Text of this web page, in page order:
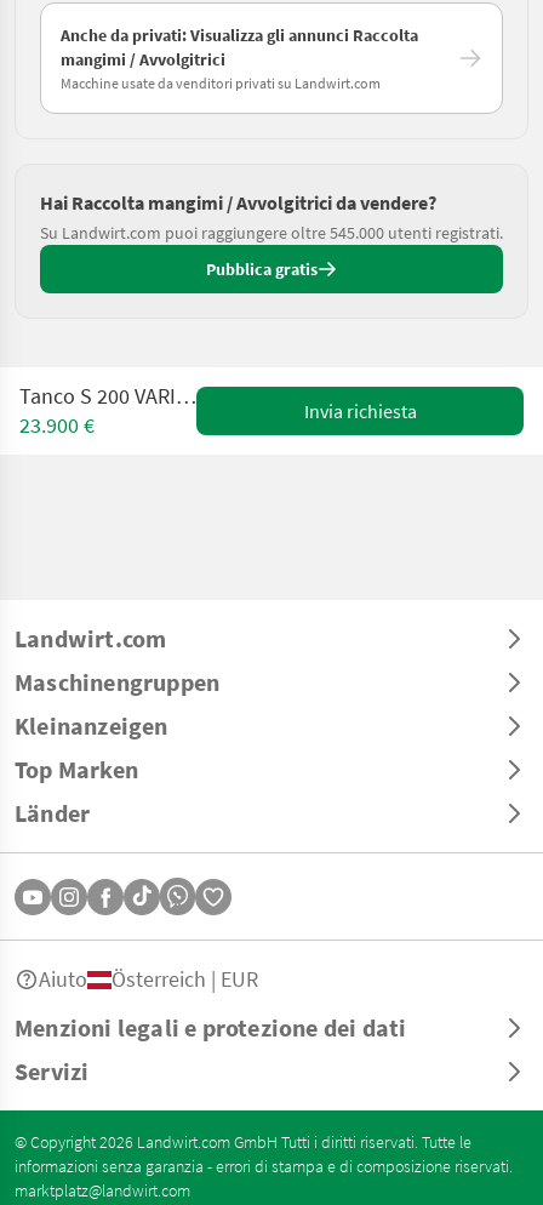
Anche da privati: Visualizza gli annunci Raccolta
mangimi / Avvolgitrici
Macchine usate da venditori privati su Landwirt.com
Hai Raccolta mangimi / Avvolgitrici da vendere?
Su Landwirt.com puoi raggiungere oltre 545.000 utenti registrati.
Pubblica gratis
Tanco S 200 VARIWRAP Vorführ
23.900 €
Invia richiesta
Landwirt.com
Maschinengruppen
Kleinanzeigen
Top Marken
Länder
Menzioni legali e protezione dei dati
Servizi
Aiuto Österreich | EUR
© Copyright 2026 Landwirt.com GmbH Tutti i diritti riservati. Tutte le
informazioni senza garanzia - errori di stampa e di composizione riservati.
marktplatz@landwirt.com